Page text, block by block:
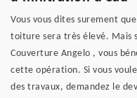
Vous vous dites surement
toiture sera très élevé. Mais
Couverture Angelo , vous
cette opération. Si vous
des travaux, demandez le